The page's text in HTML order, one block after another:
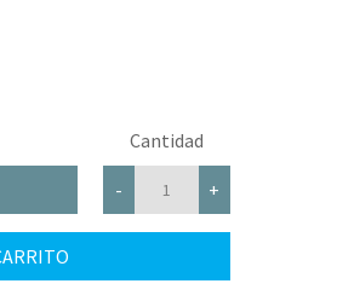
Cantidad
- +